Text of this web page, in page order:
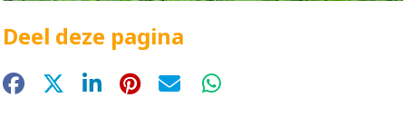
Deel deze pagina
Facebook LinkedInPinterestE-mailWhatsApp